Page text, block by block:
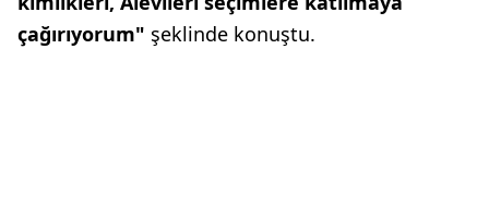
çağırıyorum" şeklinde konuştu.